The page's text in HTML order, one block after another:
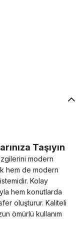
Taşıyın
modern
hem de modern
Kolay
hem konutlarda
oluşturur. Kaliteli
ömürlü kullanım